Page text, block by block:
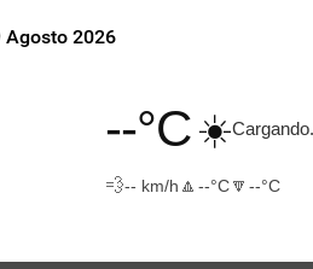
Agosto 2026
--°C☀️
💨-- km/h 🔼 --°C🔽 --°C